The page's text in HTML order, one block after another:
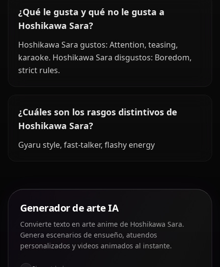
¿Qué le gusta y qué no le gusta a
Hoshikawa Sara?
Hoshikawa Sara gustos: Attention, teasing,
karaoke. Hoshikawa Sara disgustos: Boredom,
strict rules.
¿Cuáles son los rasgos distintivos de
Hoshikawa Sara?
Gyaru style, fast-talker, flashy energy
Generador de arte IA
Convierte texto en arte anime de Hoshikawa Sara.
Genera escenarios de ensueño, atuendos
personalizados y videos animados al instante.